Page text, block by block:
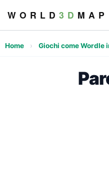
W O R L D 3 D M A P
Home › Giochi come Wordle